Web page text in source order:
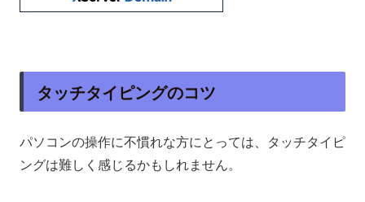
タッチタイピングのコツ
パソコンの操作に不慣れな方にとっては、タッチタイピ
ングは難しく感じるかもしれません。